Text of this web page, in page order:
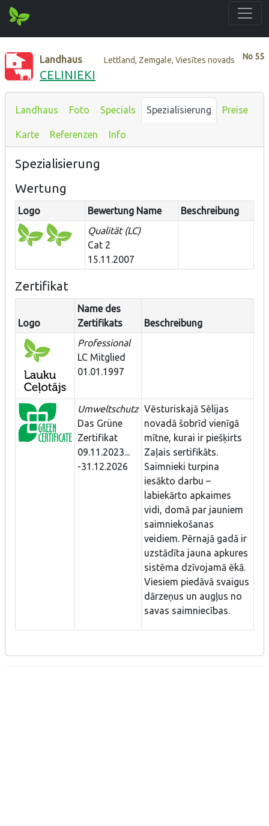
No 55
Landhaus Lettland, Zemgale, Viesītes novads
CELINIEKI
Landhaus Foto Specials Spezialisierung Preise
Karte Referenzen Info
Spezialisierung
Wertung
Logo Bewertung Name
Beschreibung
Qualität (LC)
Cat 2
15.11.2007
Zertifikat
Logo
Name des
Zertifikats
Beschreibung
Professional
LC Mitglied
01.01.1997
Umweltschutz
Das Grüne
Zertifikat
09.11.2023...
-31.12.2026
Vēsturiskajā Sēlijas
novadā šobrīd vienīgā
mītne, kurai ir piešķirts
Zaļais sertifikāts.
Saimnieki turpina
iesākto darbu –
labiekārto apkaimes
vidi, domā par jauniem
saimniekošanas
veidiem. Pērnajā gadā ir
uzstādīta jauna apkures
sistēma dzīvojamā ēkā.
Viesiem piedāvā svaigus
dārzeņus un augļus no
savas saimniecības.